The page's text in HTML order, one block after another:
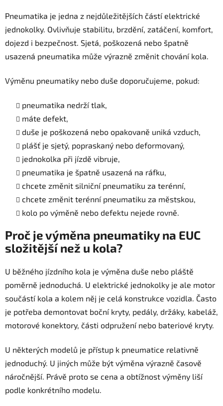
Pneumatika je jedna z nejdůležitějších částí elektrické
jednokolky. Ovlivňuje stabilitu, brzdění, zatáčení, komfort,
dojezd i bezpečnost. Sjetá, poškozená nebo špatně
usazená pneumatika může výrazně změnit chování kola.
Výměnu pneumatiky nebo duše doporučujeme, pokud:
pneumatika nedrží tlak,
máte defekt,
duše je poškozená nebo opakovaně uniká vzduch,
plášť je sjetý, popraskaný nebo deformovaný,
jednokolka při jízdě vibruje,
pneumatika je špatně usazená na ráfku,
chcete změnit silniční pneumatiku za terénní,
chcete změnit terénní pneumatiku za městskou,
kolo po výměně nebo defektu nejede rovně.
Proč je výměna pneumatiky na EUC
složitější než u kola?
U běžného jízdního kola je výměna duše nebo pláště
poměrně jednoduchá. U elektrické jednokolky je ale motor
součástí kola a kolem něj je celá konstrukce vozidla. Často
je potřeba demontovat boční kryty, pedály, držáky, kabeláž,
motorové konektory, části odpružení nebo bateriové kryty.
U některých modelů je přístup k pneumatice relativně
jednoduchý. U jiných může být výměna výrazně časově
náročnější. Právě proto se cena a obtížnost výměny liší
podle konkrétního modelu.